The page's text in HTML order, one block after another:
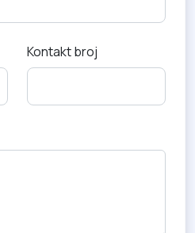
Kontakt broj